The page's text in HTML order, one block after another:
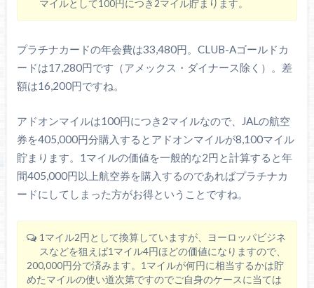
マイルとして100円につき2マイル貯まります。
プラチナカードの年会費は33,480円。CLUB-Aゴールドカ
ードは17,280円です（アメックス・ダイナース除く）。差
額は16,200円ですね。
アドオンマイルは100円につき2マイルなので、JALの航空
券を405,000円分購入するとアドオンマイルが8,100マイル
貯まります。1マイルの価値を一般的な2円と計算すると年
間405,000円以上航空券を購入するのであればプラチナカ
ードにしてしまった方がお得ということですね。
1マイル2円として換算していますが、ヨーロッパビジネ
スなどを狙えば1マイル4円ほどの価値になりますので、
200,000円分で済みます。1マイルが何円に相当するかは貯
めたマイルの使い道次第ですのでご自身のケースに当ては